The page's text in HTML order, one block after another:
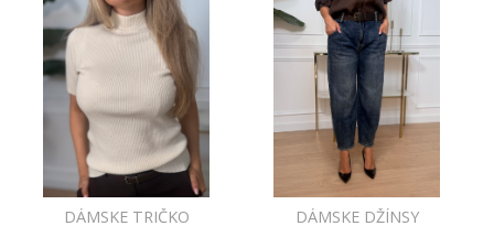
DÁMSKE TRIČKO
DÁMSKE DŽÍNSY